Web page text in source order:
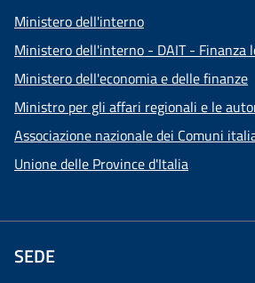
Ministero dell'interno
Ministero dell'interno - DAIT - Finanza
Ministero dell'economia e delle finanze
Ministro per gli affari regionali e le
Associazione nazionale dei Comuni
Unione delle Province d'Italia
SEDE